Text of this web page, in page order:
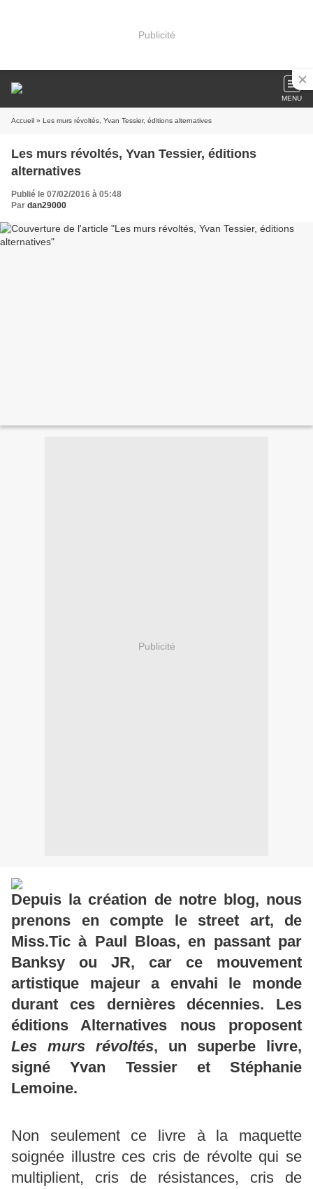
Publicité
MENU
Accueil » Les murs révoltés, Yvan Tessier, éditions alternatives
Les murs révoltés, Yvan Tessier, éditions
alternatives
Publié le 07/02/2016 à 05:48
Par dan29000
Publicité
Depuis la création de notre blog, nous
prenons en compte le street art, de
Miss.Tic à Paul Bloas, en passant par
Banksy ou JR, car ce mouvement
artistique majeur a envahi le monde
durant ces dernières décennies. Les
éditions Alternatives nous proposent
Les murs révoltés, un superbe livre,
signé Yvan Tessier et Stéphanie
Lemoine.
Non seulement ce livre à la maquette
soignée illustre ces cris de révolte qui se
multiplient, cris de résistances, cris de